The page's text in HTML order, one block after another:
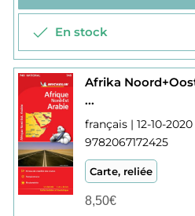
En stock
Afrika
...
français | 12-10-
9782067172425
Carte, reliée
8,50€